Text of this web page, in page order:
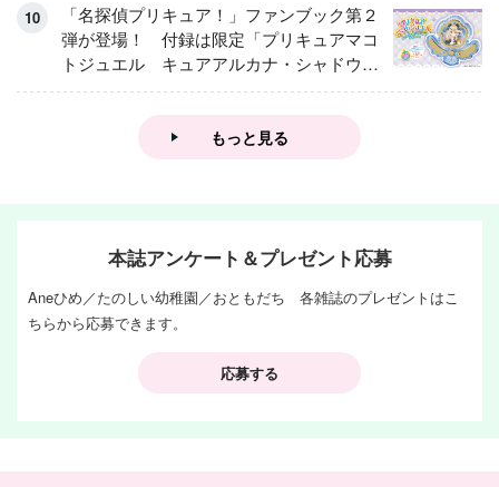
「名探偵プリキュア！」ファンブック第２
弾が登場！ 付録は限定「プリキュアマコ
トジュエル キュアアルカナ・シャドウ
アイスver.」 キュアエクレールを大特
もっと見る
本誌アンケート＆プレゼント応募
Aneひめ／たのしい幼稚園／おともだち 各雑誌のプレゼントはこ
ちらから応募できます。
応募する